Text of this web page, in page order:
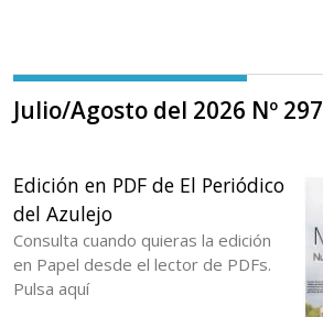
Julio/Agosto del 2026 Nº 297
Edición en PDF de El Periódico
del Azulejo
Consulta cuando quieras la edición
en Papel desde el lector de PDFs.
Pulsa aquí